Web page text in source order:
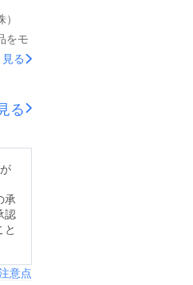
脂
ん
ま
うど
因に
菌
を
く
に
日
、よ
をモ
し
使
想が
く
、
つ
っ
がな
る
る
が
承
認
と
意点